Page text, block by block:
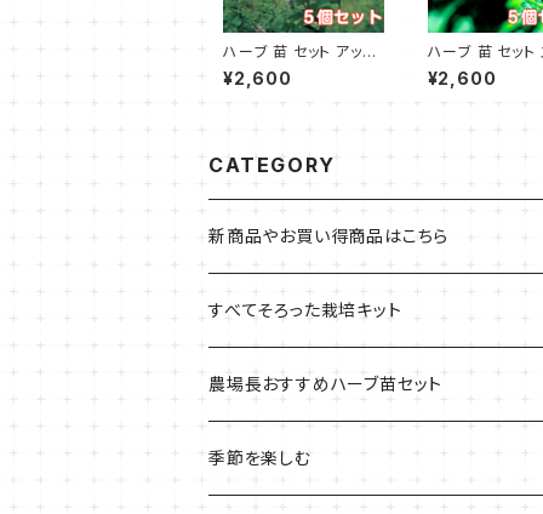
ハーブ 苗 セット アップ
ルミント 5個
¥2,600
ハーブ 苗 セット
ミント 5個
¥2,600
CATEGORY
新商品やお買い得商品はこちら
今イチオシの商品
季節のおすすめ商品
すべてそろった栽培キット
フェルトプランターの栽培キット
ルーツポーチの栽培キット
農場長おすすめハーブ苗セット
農場長おすすめセット
季節を楽しむ